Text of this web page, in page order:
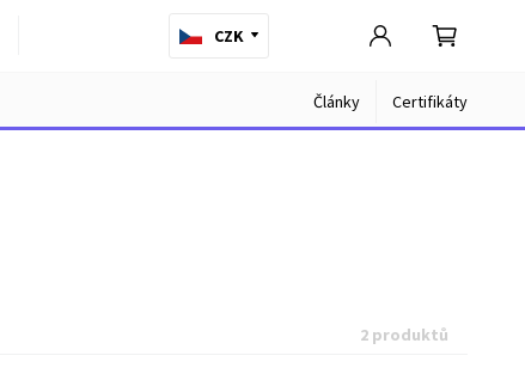
CZK
Články Certifikáty
2 produktů